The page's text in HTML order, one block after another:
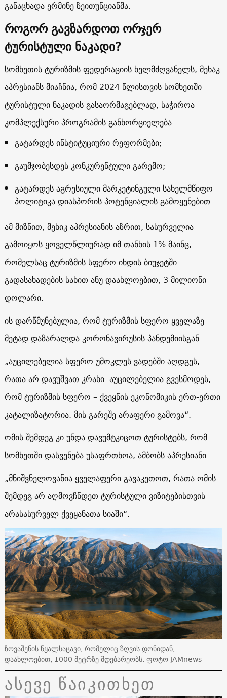
განაცხადა ერმინე ზეითუნციანმა.
როგორ გავზარდოთ ორჯერ
ტურისტული ნაკადი?
სომხეთის ტურიზმის ფედერაციის ხელმძღვანელს, მეხაკ
აპრესიანს მიაჩნია, რომ 2024 წლისთვის სომხეთში
ტურისტული ნაკადის გასაორმაგებლად, საჭიროა
კომპლექსური პროგრამის განხორციელება:
გატარდეს ინსტიტუციური რეფორმები;
გაუმჯობესდეს კონკურენტული გარემო;
გატარდეს აგრესიული მარკეტინგული სახელმწიფო
პოლიტიკა დიასპორის პოტენციალის გამოყენებით.
ამ მიზნით, მეხიკ აპრესიანის აზრით, სასურველია
გამოიყოს ყოველწლიურად იმ თანხის 1% მაინც,
რომელსაც ტურიზმის სფერო იხდის ბიუჯეტში
გადასახადების სახით ანუ დაახლოებით, 3 მილიონი
დოლარი.
ის დარწმუნებულია, რომ ტურიზმის სფერო ყველაზე
მეტად დაზარალდა კორონავირუსის პანდემიისგან:
„აუცილებელია სფერო უმოკლეს ვადებში აღდგეს,
რათა არ დავუშვათ კრახი. აუცილებელია გვესმოდეს,
რომ ტურიზმის სფერო – ქვეყნის ეკონომიკის ერთ-ერთი
კატალიზატორია. მის გარეშე არაფერი გამოვა“.
ომის შემდეგ კი უნდა დავუმტკიცოთ ტურისტებს, რომ
სომხეთში დასვენება უსაფრთხოა, ამბობს აპრესიანი:
„მნიშვნელოვანია ყველაფერი გავაკეთოთ, რათა ომის
შემდეგ არ აღმოვჩნდეთ ტურისტული ვიზიტებისთვის
არასასურველ ქვეყანათა სიაში“.
ზოვაშენის წყალსაცავი, რომელიც ზღვის დონიდან,
დაახლოებით, 1000 მეტრზე მდებარეობს. ფოტო JAMnews
ასევე წაიკითხეთ